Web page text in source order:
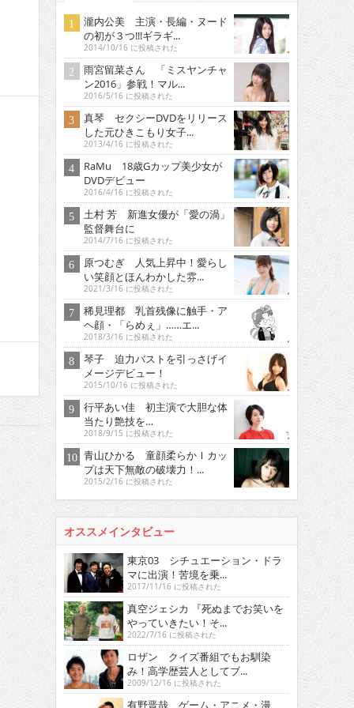
瀧内公美 主演・長編・ヌード
の初が３つ!!!ギラギ...
2014/10/16 に投稿された
雨宮留菜さん 「ミスヤンチャ
ン2016」参戦！マル...
2016/5/16 に投稿された
真琴 セクシーDVDをリリース
した元ひきこもり女子...
2013/4/16 に投稿された
RaMu 18歳Gカップ美少女が
DVDデビュー
2016/4/16 に投稿された
土村 芳 新進女優が「愛の渦」
監督舞台に
2014/7/16 に投稿された
原つむぎ 人気上昇中！愛らし
い笑顔とほんわかした雰...
2021/3/16 に投稿された
稀見理都 乳首残像に触手・ア
ヘ顔・「らめぇ」……エ...
2018/3/16 に投稿された
琴子 迫力バストを引っさげイ
メージデビュー！
2015/10/16 に投稿された
行平あい佳 初主演で大胆な体
当たり艶技を…
2018/9/15 に投稿された
青山ひかる 童顔柔らかＩカッ
プは天下無敵の破壊力！...
2015/2/16 に投稿された
オススメインタビュー
東京03 シチュエーション・ドラ
マに出演！苦境を乗...
2017/11/16 に投稿された
真空ジェシカ 『死ぬまでお笑いを
やっていきたい！そ...
2022/7/16 に投稿された
ロザン クイズ番組でもお馴染
み！高学歴芸人としてブ...
2009/12/16 に投稿された
有野晋哉 ゲーム・アニメ・漫